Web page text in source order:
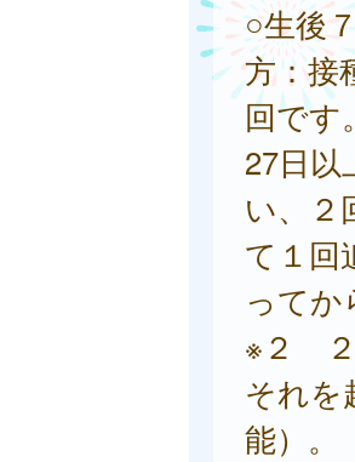
○生後
方：接
回です。
27日以
い、２
て１回
ってか
※２ ２
それを
能）。